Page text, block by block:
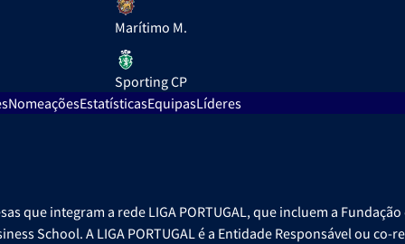
Marítimo M.
Sporting CP
NomeaçõesEstatísticasEquipasLíderes
que integram a rede LIGA PORTUGAL, que incluem a
School. A LIGA PORTUGAL é a Entidade Responsável ou